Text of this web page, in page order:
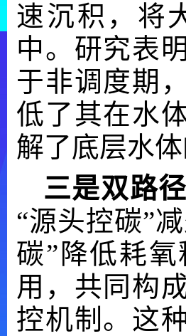
速沉积，将
中。研究表
于非调度期
低了其在水
解了底层水
三是双路
“源头控碳”
碳”降低耗
用，共同构
控机制。这